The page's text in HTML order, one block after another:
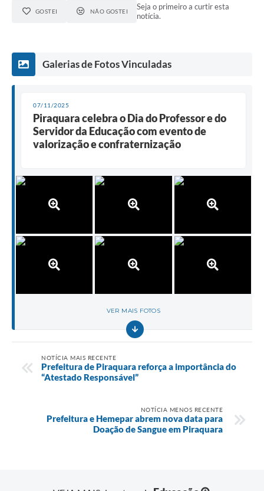
GOSTEI NÃO GOSTEI
Seja o primeiro a curtir esta
notícia.
Galerias de Fotos Vinculadas
07/11/2025
Piraquara celebra o Dia do Professor e do
Servidor da Educação com evento de
valorização e confraternização
VER MAIS FOTOS
NOTÍCIA MAIS RECENTE
Prefeitura de Piraquara reforça a importância do
“Atestado Responsável”
NOTÍCIA MENOS RECENTE
Prefeitura e Hemepar abrem nova data para
Doação de Sangue em Piraquara